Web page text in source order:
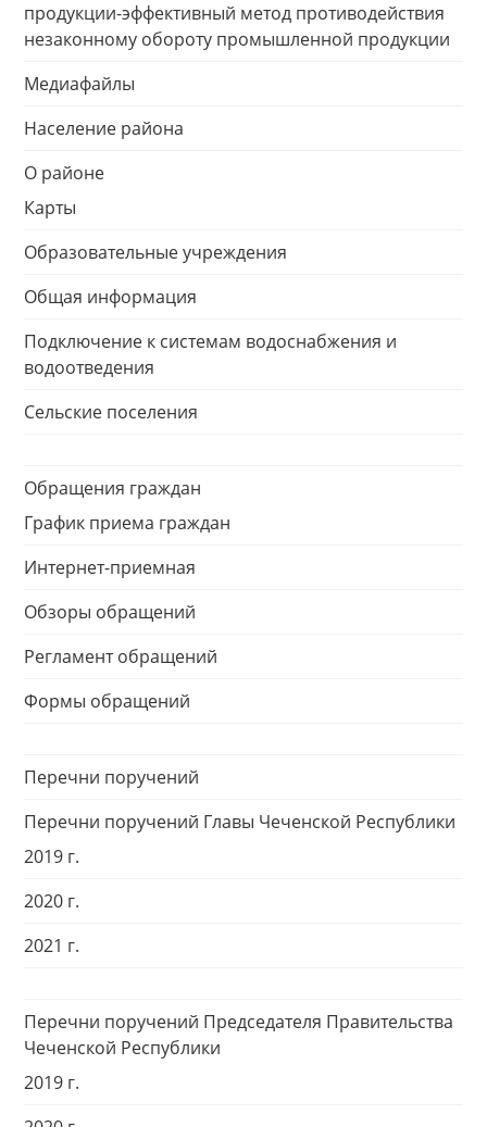
продукции-эффективный метод противодействия
незаконному обороту промышленной продукции
Медиафайлы
Население района
О районе
Карты
Образовательные учреждения
Общая информация
Подключение к системам водоснабжения и
водоотведения
Сельские поселения
Обращения граждан
График приема граждан
Интернет-приемная
Обзоры обращений
Регламент обращений
Формы обращений
Перечни поручений
Перечни поручений Главы Чеченской Республики
2019 г.
2020 г.
2021 г.
Перечни поручений Председателя Правительства
Чеченской Республики
2019 г.